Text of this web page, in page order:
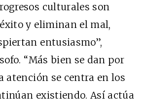
culturales son
y eliminan el mal,
entusiasmo”,
“Más bien se dan por
atención se centra en los
existiendo. Así actúa